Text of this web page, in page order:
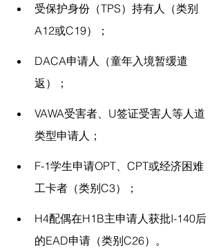
受保护身份（TPS）持有人（类别
A12或C19）；
DACA申请人（童年入境暂缓遣
返）；
VAWA受害者、U签证受害人等人道
类型申请人；
F-1学生申请OPT、CPT或经济困难
工卡者（类别C3）；
H4配偶在H1B主申请人获批I-140后
的EAD申请（类别C26）。